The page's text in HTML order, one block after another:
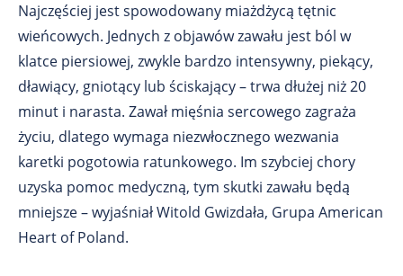
Najczęściej jest spowodowany miażdżycą tętnic
wieńcowych. Jednych z objawów zawału jest ból w
klatce piersiowej, zwykle bardzo intensywny, piekący,
dławiący, gniotący lub ściskający – trwa dłużej niż 20
minut i narasta. Zawał mięśnia sercowego zagraża
życiu, dlatego wymaga niezwłocznego wezwania
karetki pogotowia ratunkowego. Im szybciej chory
uzyska pomoc medyczną, tym skutki zawału będą
mniejsze – wyjaśniał Witold Gwizdała, Grupa American
Heart of Poland.